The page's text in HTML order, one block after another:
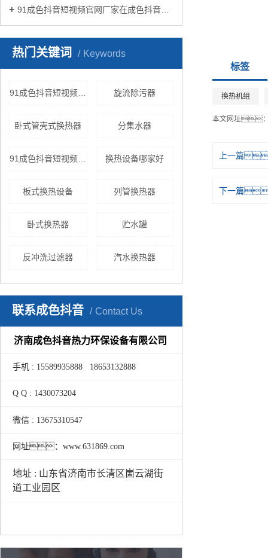
91成色抖音短视频官网厂家在成色抖音生活中有哪些作用？
热门关键词 Keywords
旋流除污器
卧式管壳式换热器 分集水器
换热设备哪家好
板式换热设备 列管换热器
卧式换热器 贮水罐
反冲洗过滤器 汽水换热器
联系成色抖音 Contact Us
济南成色抖音热力环保设备有限公司
手机 : 15589935888 18653132888
Q Q : 1430073204
微信 : 13675310547
网址：www.631869.com
地址 : 山东省济南市长清区崮云湖街
道工业园区
标签
换热机组
本文网址
上一篇
下一篇